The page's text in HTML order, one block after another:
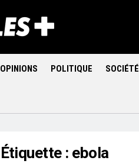
OPINIONS POLITIQUE SOCIÉTÉ
Étiquette : ebola